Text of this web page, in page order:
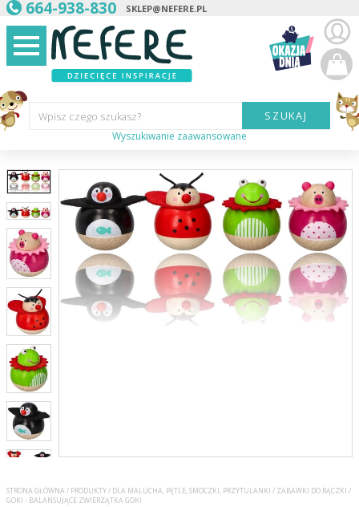
664-938-830 SKLEP@NEFERE.PL
Wpisz czego szukasz?
Kategoria:
Wiek
dziecka:
Płeć dziecka:
Cena od:
SZUKAJ
Wyszukiwanie zaawansowane
STRONA GŁÓWNA/ PRODUKTY/ DLA MALUCHA, PĘTLE, SMOCZKI, PRZYTULANKI / ZABAWKI DO RĄCZKI /
GOKI - BALANSUJĄCE ZWIERZĄTKA GOKI